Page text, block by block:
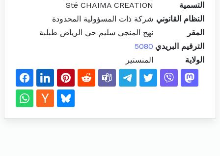
التسمية
Sté CHAIMA CREATION
النظام القانوني شركة ذات المسؤولية المحدودة
المقر
نهج المنجي سليم حي الرياض طبلبة
الترقيم البريدي 5080
الولاية
المنستير